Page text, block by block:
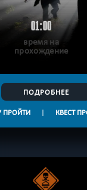
01:00
время на
прохождение
ПОДРОБНЕЕ
ПРОЙТИ | КВЕСТ